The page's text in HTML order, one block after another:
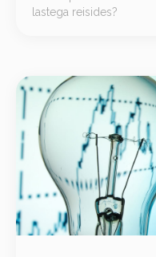
lastega reisides?